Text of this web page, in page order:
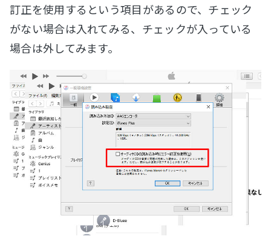
訂正を使用するという項目があるので、チェック
がない場合は入れてみる、チェックが入っている
場合は外してみます。